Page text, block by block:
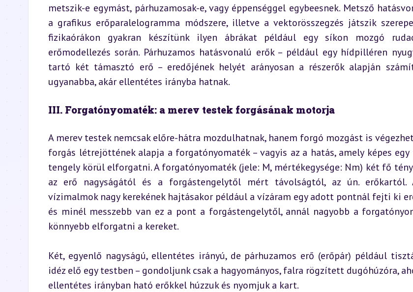
metszik-e egymást, párhuzamosak-e, vagy éppenséggel egybeesnek. Metsző
a grafikus erőparalelogramma módszere, illetve a vektorösszegzés játszik
fizikaórákon gyakran készítünk ilyen ábrákat például egy síkon mozgó
erőmodellezés során. Párhuzamos hatásvonalú erők – például egy hídpilléren
tartó két támasztó erő – eredőjének helyét arányosan a részerők alapján
ugyanabba, akár ellentétes irányba hatnak.
III. Forgatónyomaték: a merev testek forgásának motorja
A merev testek nemcsak előre-hátra mozdulhatnak, hanem forgó mozgást is
forgás létrejöttének alapja a forgatónyomaték – vagyis az a hatás, amely képes
tengely körül elforgatni. A forgatónyomaték (jele: M, mértékegysége: Nm) két fő
az erő nagyságától és a forgástengelytől mért távolságtól, az ún. erőkartól.
vízimalmok nagy kerekének hajtásakor például a vízáram egy adott pontnál fejti ki
és minél messzebb van ez a pont a forgástengelytől, annál nagyobb a
könnyebb elforgatni a kereket.
Két, egyenlő nagyságú, ellentétes irányú, de párhuzamos erő (erőpár) például
idéz elő egy testben – gondoljunk csak a hagyományos, falra rögzített dugóhúzóra,
ellentétes irányban ható erőkkel húzzuk és nyomjuk a kart.